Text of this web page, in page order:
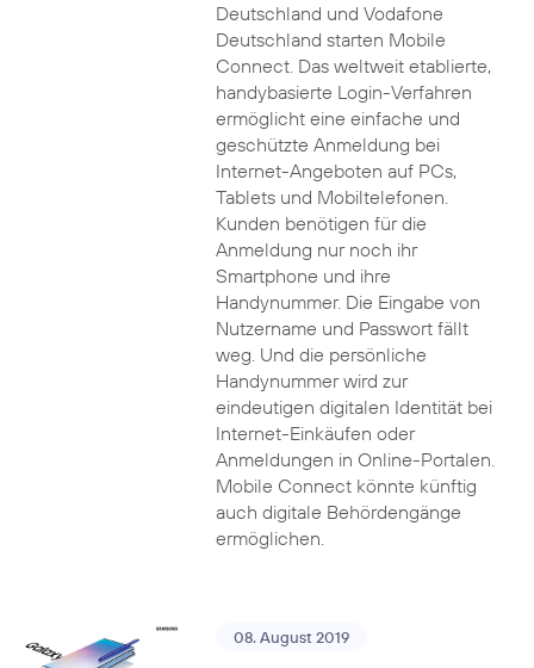
Deutschland und Vodafone
Deutschland starten Mobile
Connect. Das weltweit etablierte,
handybasierte Login-Verfahren
ermöglicht eine einfache und
geschützte Anmeldung bei
Internet-Angeboten auf PCs,
Tablets und Mobiltelefonen.
Kunden benötigen für die
Anmeldung nur noch ihr
Smartphone und ihre
Handynummer. Die Eingabe von
Nutzername und Passwort fällt
weg. Und die persönliche
Handynummer wird zur
eindeutigen digitalen Identität bei
Internet-Einkäufen oder
Anmeldungen in Online-Portalen.
Mobile Connect könnte künftig
auch digitale Behördengänge
ermöglichen.
08. August 2019